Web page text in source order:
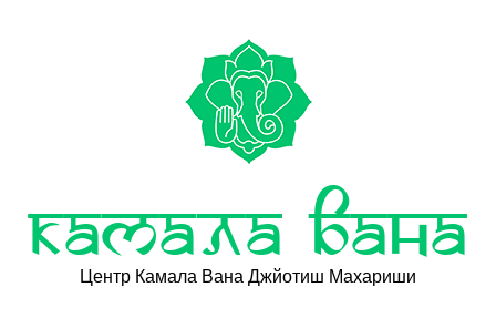
Камала Вана
Центр Камала Вана Джйотиш Махариши